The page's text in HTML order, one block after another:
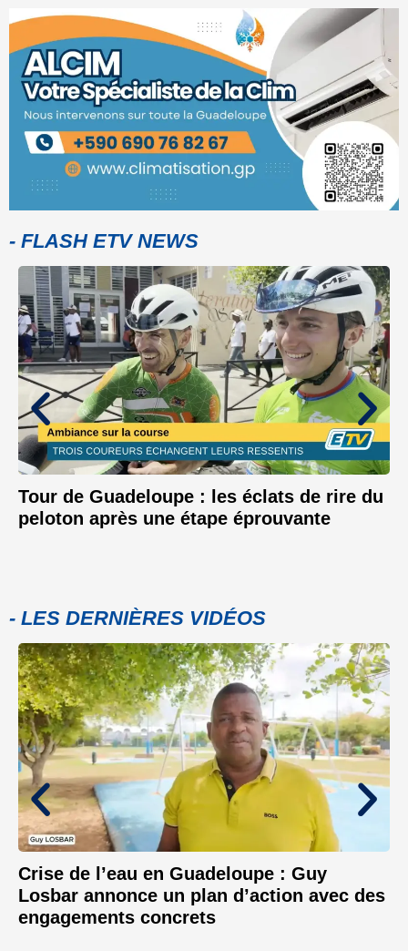
- FLASH ETV NEWS
Tour de Guadeloupe : les éclats de rire du
peloton après une étape éprouvante
- LES DERNIÈRES VIDÉOS
Crise de l’eau en Guadeloupe : Guy
Losbar annonce un plan d’action avec des
engagements concrets